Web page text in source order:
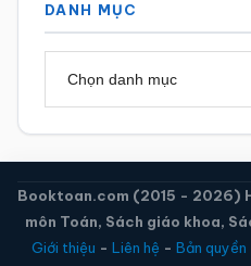
DANH MỤC
mục
Booktoan.com (2015 - 2026)
môn Toán, Sách giáo khoa,
Giới thiệu - Liên hệ - Bản quyền